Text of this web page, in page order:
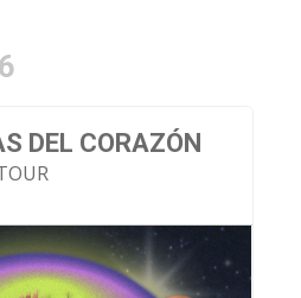
DEL CORAZÓN